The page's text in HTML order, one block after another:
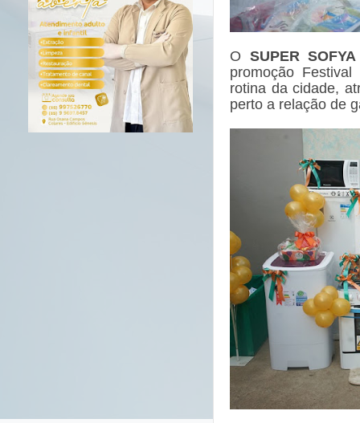
O SUPER
promoção
rotina da cidade,
perto a relação de